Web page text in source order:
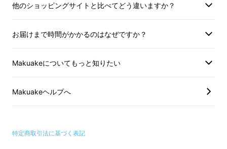
他のショッピングサイトと比べてどう違いますか？
お届けまで時間がかかるのはなぜですか？
Makuakeについてもっと知りたい
Makuakeヘルプへ
特定商取引法に基づく表記